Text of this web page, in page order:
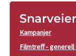
Snarveier
Kampanjer
Filmtreff - generell